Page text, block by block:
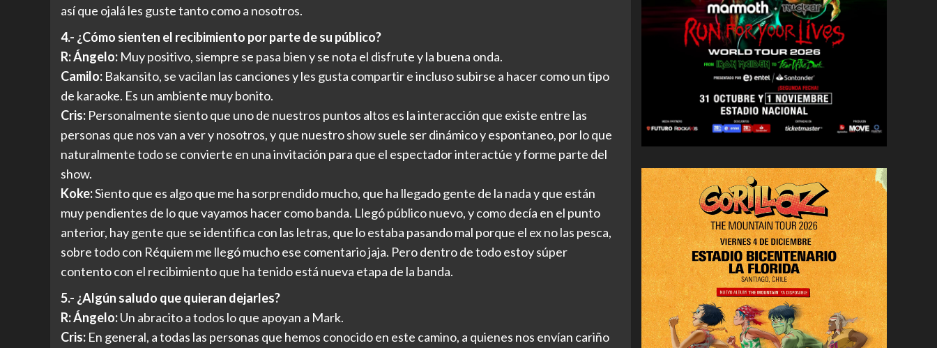
así que ojalá les guste tanto como a nosotros.
4.- ¿Cómo sienten el recibimiento por parte de su público?
R: Ángelo: Muy positivo, siempre se pasa bien y se nota el disfrute y la buena onda.
Camilo: Bakansito, se vacilan las canciones y les gusta compartir e incluso subirse a hacer como un tipo
de karaoke. Es un ambiente muy bonito.
Cris: Personalmente siento que uno de nuestros puntos altos es la interacción que existe entre las
personas que nos van a ver y nosotros, y que nuestro show suele ser dinámico y espontaneo, por lo que
naturalmente todo se convierte en una invitación para que el espectador interactúe y forme parte del
show.
Koke:Siento que es algo que me ha sorprendido mucho, que ha llegado gente de la nada y que están
muy pendientes de lo que vayamos hacer como banda. Llegó público nuevo, y como decía en el punto
anterior, hay gente que se identifica con las letras, que lo estaba pasando mal porque el ex no las pesca,
sobre todo con Réquiem me llegó mucho ese comentario jaja. Pero dentro de todo estoy súper
contento con el recibimiento que ha tenido está nueva etapa de la banda.
5.- ¿Algún saludo que quieran dejarles?
R: Ángelo:Un abracito a todos lo que apoyan a Mark.
Cris: En general, a todas las personas que hemos conocido en este camino, a quienes nos envían cariño